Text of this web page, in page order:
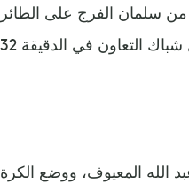
من سلمان الفرج على الطائر
الله المعيوف، ووضع الكرة